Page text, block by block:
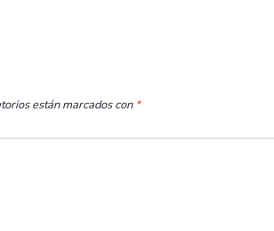
están marcados con *